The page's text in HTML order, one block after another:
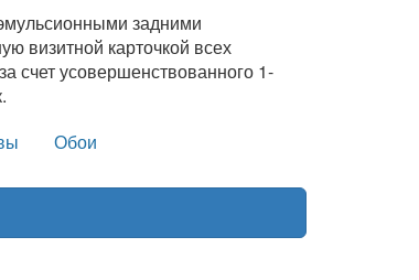
задними
визитной карточкой всех
счет усовершенствованного 1-
Обои